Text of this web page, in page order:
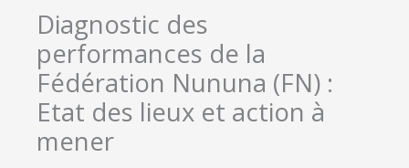
Diagnostic des
performances de la
Fédération Nununa (FN) :
Etat des lieux et action à
mener